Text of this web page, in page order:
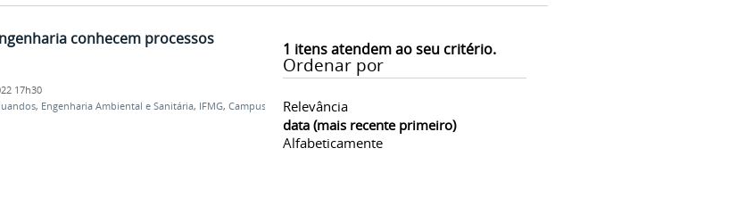
1 itens atendem ao seu critério.
Ordenar por
Relevância
data (mais recente primeiro)
Alfabeticamente
conhecem processos
17h30
, Engenharia Ambiental e Sanitária, IFMG, Campus